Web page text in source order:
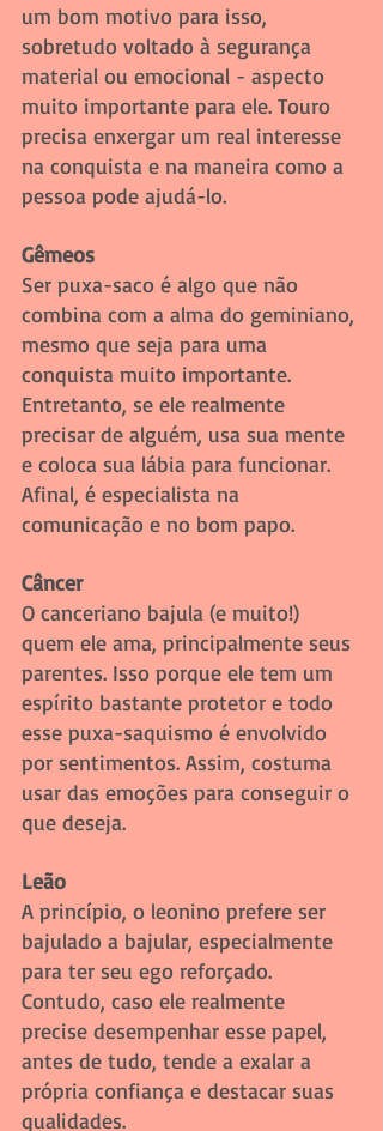
um bom motivo para isso,
sobretudo voltado à segurança
material ou emocional - aspecto
muito importante para ele. Touro
precisa enxergar um real interesse
na conquista e na maneira como a
pessoa pode ajudá-lo.
Gêmeos
Ser puxa-saco é algo que não
combina com a alma do geminiano,
mesmo que seja para uma
conquista muito importante.
Entretanto, se ele realmente
precisar de alguém, usa sua mente
e coloca sua lábia para funcionar.
Afinal, é especialista na
comunicação e no bom papo.
Câncer
O canceriano bajula (e muito!)
quem ele ama, principalmente seus
parentes. Isso porque ele tem um
espírito bastante protetor e todo
esse puxa-saquismo é envolvido
por sentimentos. Assim, costuma
usar das emoções para conseguir o
que deseja.
Leão
A princípio, o leonino prefere ser
bajulado a bajular, especialmente
para ter seu ego reforçado.
Contudo, caso ele realmente
precise desempenhar esse papel,
antes de tudo, tende a exalar a
própria confiança e destacar suas
qualidades.